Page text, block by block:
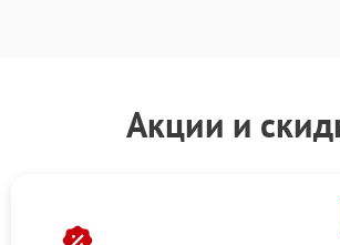
Акции и